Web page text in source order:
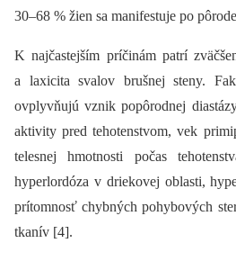
30–68 % žien sa manifestuje po
K najčastejším príčinám patrí
a laxicita svalov brušnej steny.
ovplyvňujú vznik popôrodnej
aktivity pred tehotenstvom, vek
telesnej hmotnosti počas
hyperlordóza v driekovej oblasti,
prítomnosť chybných pohybových
tkanív [4].